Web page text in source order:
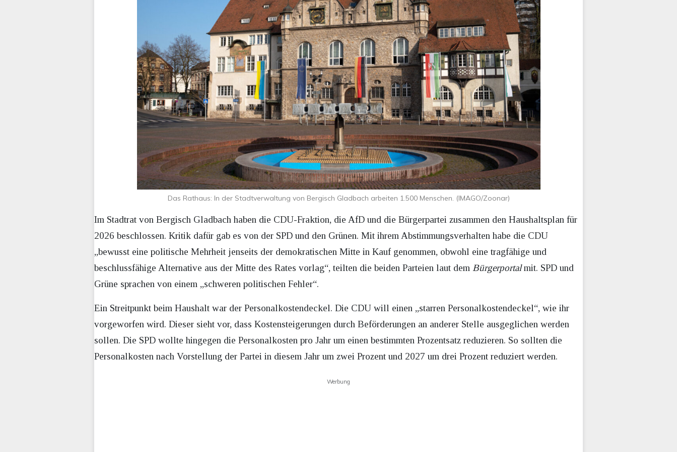
Das Rathaus: In der Stadtverwaltung von Bergisch Gladbach arbeiten 1.500 Menschen. (IMAGO/Zoonar)
Im Stadtrat von Bergisch Gladbach haben die CDU-Fraktion, die AfD und die Bürgerpartei zusammen den Haushaltsplan für
2026 beschlossen. Kritik dafür gab es von der SPD und den Grünen. Mit ihrem Abstimmungsverhalten habe die CDU
„bewusst eine politische Mehrheit jenseits der demokratischen Mitte in Kauf genommen, obwohl eine tragfähige und
beschlussfähige Alternative aus der Mitte des Rates vorlag“, teilten die beiden Parteien laut dem Bürgerportalmit. SPD und
Grüne sprachen von einem „schweren politischen Fehler“.
Ein Streitpunkt beim Haushalt war der Personalkostendeckel. Die CDU will einen „starren Personalkostendeckel“, wie ihr
vorgeworfen wird. Dieser sieht vor, dass Kostensteigerungen durch Beförderungen an anderer Stelle ausgeglichen werden
sollen. Die SPD wollte hingegen die Personalkosten pro Jahr um einen bestimmten Prozentsatz reduzieren. So sollten die
Personalkosten nach Vorstellung der Partei in diesem Jahr um zwei Prozent und 2027 um drei Prozent reduziert werden.
Werbung